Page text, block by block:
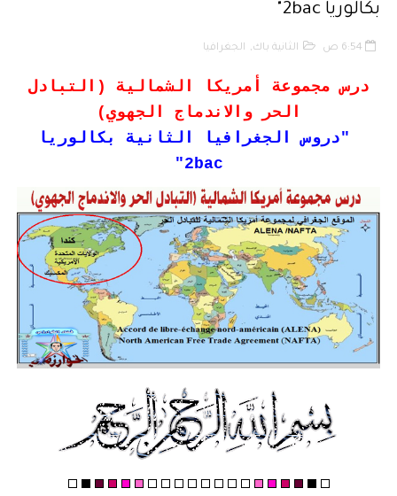
مسلك العلوم الإنسانية
أفضل النصائح لإنشاء قناة ناجحة على اليوتيب
بكالوريا 2bac"
6:54 ص الثانية باك, الجغرافيا
درس مجموعة أمريكا الشمالية (التبادل
الحر والاندماج الجهوي)
"دروس الجغرافيا الثانية بكالوريا
2bac"